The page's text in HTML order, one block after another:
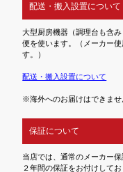
配送・搬入設置について
大型厨房機器（調理台も含
便を使います。（メーカー
す。）
配送・搬入設置について
※海外へのお届けはできませ
保証について
当店では、通常のメーカー
２年間の保証をお付けしてお